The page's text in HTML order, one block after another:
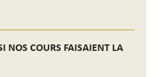
NOS COURS FAISAIENT LA